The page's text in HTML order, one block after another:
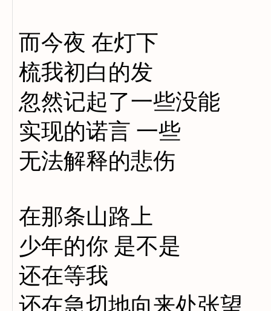
而今夜 在灯下
梳我初白的发
忽然记起了一些没能
实现的诺言 一些
无法解释的悲伤
在那条山路上
少年的你 是不是
还在等我
还在急切地向来处张望